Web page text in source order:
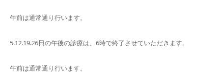
午前は通常通り行います。
5.12.19.26日の午後の診療は、6時で終了させていただきます。
午前は通常通り行います。